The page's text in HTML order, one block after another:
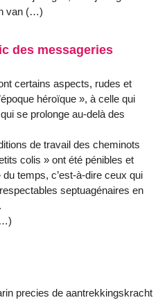
van (…)
des messageries
certains aspects, rudes et
héroïque », à celle qui
se prolonge au-delà des
de travail des cheminots
colis » ont été pénibles et
temps, c’est-à-dire ceux qui
septuagénaires en
precies de aantrekkingskracht